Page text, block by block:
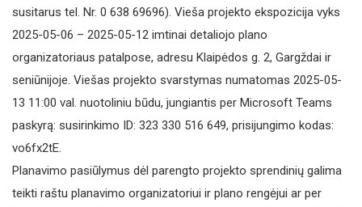
susitarus tel. Nr. 0 638 69696). Vieša projekto ekspozicija vyks
2025-05-06 – 2025-05-12 imtinai detaliojo plano
organizatoriaus patalpose, adresu Klaipėdos g. 2, Gargždai ir
seniūnijoje. Viešas projekto svarstymas numatomas 2025-05-
13 11:00 val. nuotoliniu būdu, jungiantis per Microsoft Teams
paskyrą: susirinkimo ID: 323 330 516 649, prisijungimo kodas:
vo6fx2tE.
Planavimo pasiūlymus dėl parengto projekto sprendinių galima
teikti raštu planavimo organizatoriui ir plano rengėjui ar per